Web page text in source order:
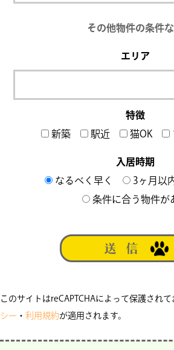
その他物件の条件
エリア
特徴
新築
駅近 猫OK
入居時期
なるべく早く
3ヶ月以
条件に合う物件が
このサイトはreCAPTCHAによって保護され
シー ・ 利用規約が適用されます。